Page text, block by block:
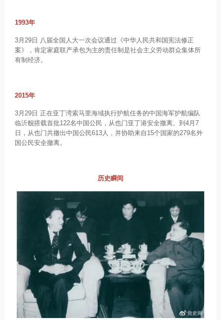
1993年
3月29日 八届全国人大一次会议通过《中华人民共和国宪法修正
案》，肯定家庭联产承包为主的责任制是社会主义劳动群众集体所
有制经济。
2015年
3月29日 正在亚丁湾索马里海域执行护航任务的中国海军护航编队
临沂舰搭载首批122名中国公民，从也门亚丁港安全撤离。到4月7
日，从也门共撤出中国公民613人，并协助来自15个国家的279名外
国公民安全撤离。
历史瞬间